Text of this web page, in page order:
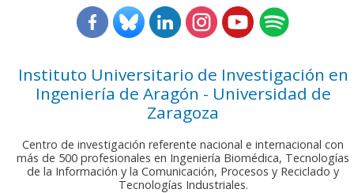
Instituto Universitario de Investigación en
Ingeniería de Aragón - Universidad de
Zaragoza
Centro de investigación referente nacional e internacional con
más de 500 profesionales en Ingeniería Biomédica, Tecnologías
de la Información y la Comunicación, Procesos y Reciclado y
Tecnologías Industriales.